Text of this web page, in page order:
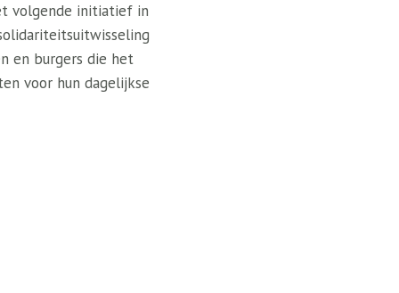
volgende initiatief in
en burgers die het
voor hun dagelijkse